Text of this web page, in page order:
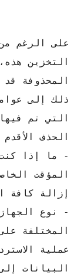
التخزين
المحذوفة
ذلك إلى
التي تم
الحذف
- ما إذا
المؤقت
إزالة كافة
- نوع
المختلفة
عملية
البيانات